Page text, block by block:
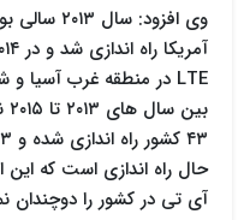
حال راه اندازی است که
آی تی در کشور را دوچندان